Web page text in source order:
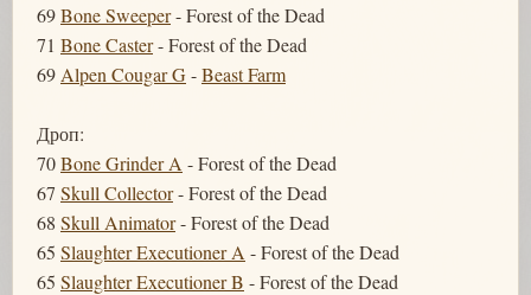
69Bone Sweeper- Forest of the Dead
71 Bone Caster- Forest of the Dead
69 Alpen Cougar G-Beast Farm
Дроп:
70Bone Grinder A - Forest of the Dead
67 Skull Collector- Forest of the Dead
68 Skull Animator- Forest of the Dead
65 Slaughter Executioner A - Forest of the Dead
65 Slaughter Executioner B - Forest of the Dead